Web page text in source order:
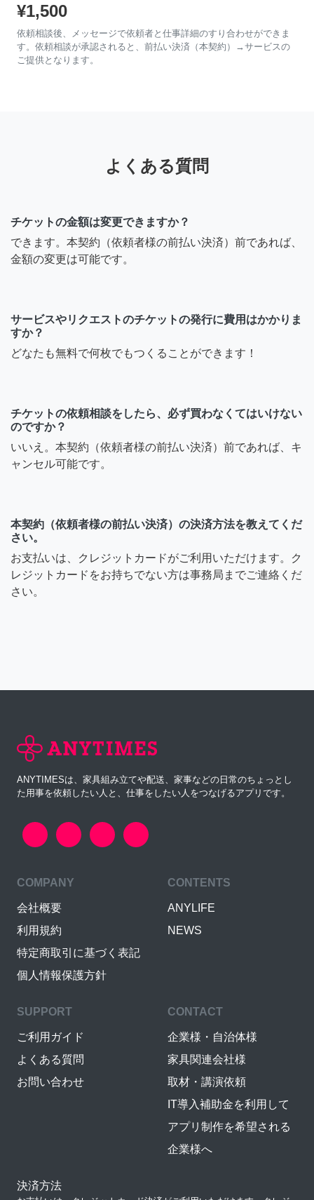
¥1,500
依頼相談後、メッセージで依頼者と仕事詳細のすり合わせができま
す。依頼相談が承認されると、前払い決済（本契約）→サービスの
ご提供となります。
よくある質問
チケットの金額は変更できますか？
できます。本契約（依頼者様の前払い決済）前であれば、
金額の変更は可能です。
サービスやリクエストのチケットの発行に費用はかかりま
すか？
どなたも無料で何枚でもつくることができます！
チケットの依頼相談をしたら、必ず買わなくてはいけない
のですか？
いいえ。本契約（依頼者様の前払い決済）前であれば、キ
ャンセル可能です。
本契約（依頼者様の前払い決済）の決済方法を教えてくだ
さい。
お支払いは、クレジットカードがご利用いただけます。ク
レジットカードをお持ちでない方は事務局までご連絡くだ
さい。
ANYTIMESは、家具組み立てや配送、家事などの日常のちょっとし
た用事を依頼したい人と、仕事をしたい人をつなげるアプリです。
COMPANY
会社概要
利用規約
特定商取引に基づく表記
個人情報保護方針
CONTENTS
ANYLIFE
NEWS
SUPPORT
ご利用ガイド
よくある質問
お問い合わせ
CONTACT
企業様・自治体様
家具関連会社様
取材・講演依頼
IT導入補助金を利用して
アプリ制作を希望される
企業様へ
決済方法